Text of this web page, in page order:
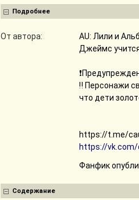
Подробнее
От автора:
AU: Лили и
Джеймс
‼️ Персонажи
что дети
https://t.me/
https://
Фанфик
Содержание